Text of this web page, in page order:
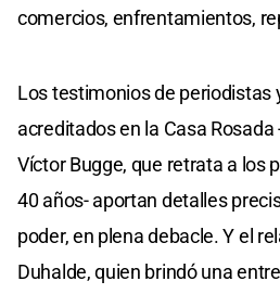
comercios, enfrentamientos,
Los testimonios de periodistas
acreditados en la Casa
Víctor Bugge, que retrata a los
40 años- aportan detalles
poder, en plena debacle. Y el
Duhalde, quien brindó una